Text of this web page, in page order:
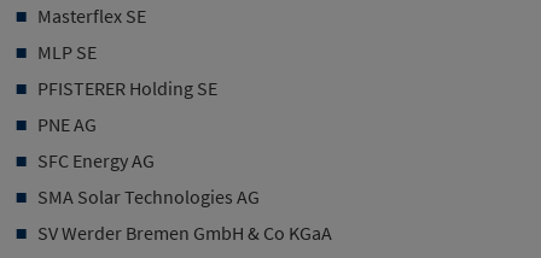
Masterflex SE
MLP SE
PFISTERER Holding SE
PNE AG
SFC Energy AG
SMA Solar Technologies AG
SV Werder Bremen GmbH & Co KGaA